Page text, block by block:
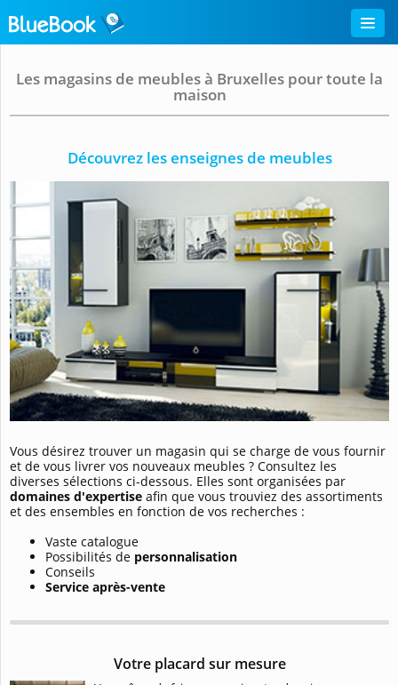
Les magasins de meubles à Bruxelles pour toute la
maison
Découvrez les enseignes de meubles
Vous désirez trouver un magasin qui se charge de vous fournir
et de vous livrer vos nouveaux meubles ? Consultez les
diverses sélections ci-dessous. Elles sont organisées par
domaines d'expertise afin que vous trouviez des assortiments
et des ensembles en fonction de vos recherches :
Vaste catalogue
Possibilités de personnalisation
Conseils
Service après-vente
Votre placard sur mesure